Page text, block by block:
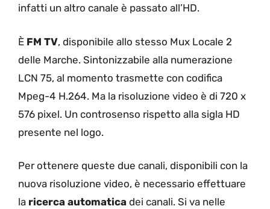
infatti un altro canale è passato all’HD.
È FM TV, disponibile allo stesso Mux Locale 2
delle Marche. Sintonizzabile alla numerazione
LCN 75, al momento trasmette con codifica
Mpeg-4 H.264. Ma la risoluzione video è di 720 x
576 pixel. Un controsenso rispetto alla sigla HD
presente nel logo.
Per ottenere queste due canali, disponibili con la
nuova risoluzione video, è necessario effettuare
la ricerca automatica dei canali. Si va nelle